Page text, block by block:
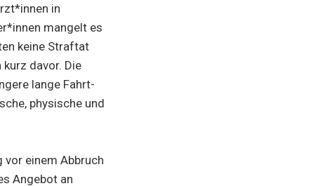
in
mangelt es
keine Straftat
davor. Die
lange Fahrt-
physische und
einem Abbruch
Angebot an